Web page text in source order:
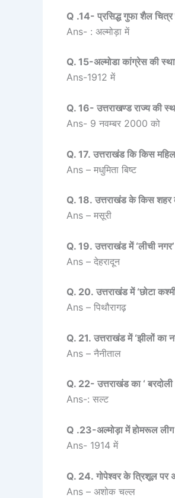
Q .14- प्रसिद्ध गुफा शैल
Ans- : अल्मोड़ा में
Q. 15-अल्मोडा कांग्रेस की
Ans-1912 में
Q. 16- उत्तराखण्ड राज्य की
Ans- 9 नवम्बर 2000 को
Q. 17. उत्तराखंड कि किस
Ans – मधुमिता बिष्ट
Q. 18. उत्तराखंड के किस शहर
Ans – मसूरी
Q. 19. उत्तराखंड में ‘लीची
Ans – देहरादून
Q. 20. उत्तराखंड में ‘छोटा
Ans – पिथौरागढ़
Q. 21. उत्तराखंड में ‘झीलों का
Ans – नैनीताल
Q. 22- उत्तराखंड का ‘
Ans-: सल्ट
Q .23-अल्मोड़ा में होमरूल
Ans- 1914 में
Q. 24. गोपेश्वर के त्रिशूल पर
Ans – अशोक चल्ल